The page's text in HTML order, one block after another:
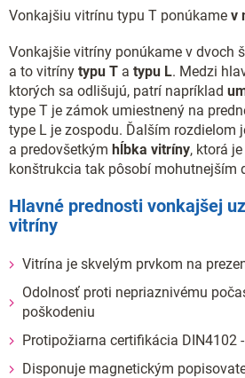
Vonkajšiu vitrínu typu T ponúkame v
Vonkajšie vitríny ponúkame v dvoch
a to vitríny typu T a typu L. Medzi
ktorých sa odlišujú, patrí napríklad
type T je zámok umiestnený na
type L je zospodu. Ďalším rozdielom
a predovšetkým hĺbka vitríny, ktorá
konštrukcia tak pôsobí mohutnejším
Hlavné prednosti vonkajšej
vitríny
Vitrína je skvelým prvkom na
Odolnosť proti nepriaznivému
poškodeniu
Protipožiarna certifikácia DIN4102 -
Disponuje magnetickým